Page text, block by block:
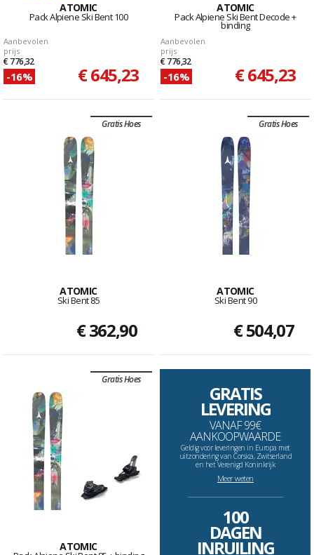
ATOMIC
Pack Alpiene Ski Bent 100
Aanbevolen
prijs
€ 776,32
-16% € 645,23
ATOMIC
Pack Alpiene Ski Bent Decode +
binding
Aanbevolen
prijs
€ 776,32
-16% € 645,23
Gratis Hoes
ATOMIC
Ski Bent 85
€ 362,90
Gratis Hoes
ATOMIC
Ski Bent 90
€ 504,07
Gratis Hoes
ATOMIC
GRATIS
LEVERING
VANAF 99€
AANKOOPWAARDE
Geldig voor leveringen in Europa met
uitzondering van Corsica, Zwitserland
en het Verenigd Koninkrijk
Meer weten
--------------------------------------------------------------------
100
DAGEN
INRUILING